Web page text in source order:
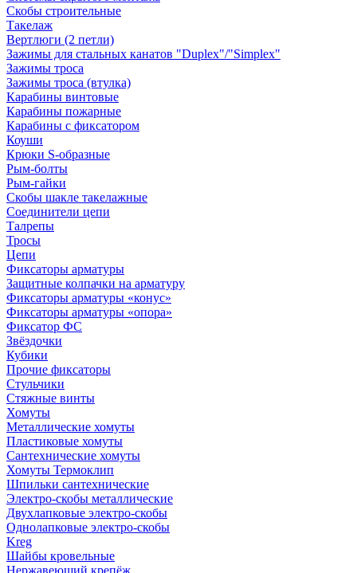
Скобы строительные
Такелаж
Вертлюги (2 петли)
Зажимы для стальных канатов "Duplex"/"Simplex"
Зажимы троса
Зажимы троса (втулка)
Карабины винтовые
Карабины пожарные
Карабины с фиксатором
Коуши
Крюки S-образные
Рым-болты
Рым-гайки
Скобы шакле такелажные
Соединители цепи
Талрепы
Тросы
Цепи
Фиксаторы арматуры
Защитные колпачки на арматуру
Фиксаторы арматуры «конус»
Фиксаторы арматуры «опора»
Фиксатор ФС
Звёздочки
Кубики
Прочие фиксаторы
Стульчики
Стяжные винты
Хомуты
Металлические хомуты
Пластиковые хомуты
Сантехнические хомуты
Хомуты Термоклип
Шпильки сантехнические
Электро-скобы металлические
Двухлапковые электро-скобы
Однолапковые электро-скобы
Kreg
Шайбы кровельные
Нержавеющий крепёж